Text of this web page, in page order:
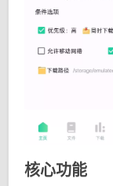
核心功能